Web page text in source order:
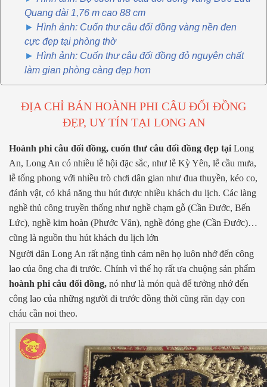
Quang dài 1,76 m cao 88 cm
Hình ảnh: Cuốn thư câu đối đồng vàng nền đen
cực đẹp tại phòng thờ
Hình ảnh: Cuốn thư câu đối đồng đỏ nguyên chất
làm gian phòng càng đẹp hơn
ĐỊA CHỈ BÁN HOÀNH PHI CÂU ĐỐI ĐỒNG
ĐẸP, UY TÍN TẠI LONG AN
Hoành phi câu đối đồng, cuốn thư câu đối đồng đẹp tại Long
An, Long An có nhiều lễ hội đặc sắc, như lễ Kỳ Yên, lễ cầu mưa,
lễ tống phong với nhiều trò chơi dân gian như đua thuyền, kéo co,
đánh vật, có khả năng thu hút được nhiều khách du lịch. Các làng
nghề thủ công truyền thống như nghề chạm gỗ (Cần Đước, Bến
Lức), nghề kim hoàn (Phước Vân), nghề đóng ghe (Cần Đước)…
cũng là nguồn thu hút khách du lịch lớn
Người dân Long An rất nặng tình cảm nên họ luôn nhớ đến công
lao của ông cha đi trước. Chính vì thế họ rất ưa chuộng sản phẩm
hoành phi câu đối đồng, nó như là món quà để tưởng nhớ đến
công lao của những người đi trước đồng thời cũng răn dạy con
cháu cần noi theo.